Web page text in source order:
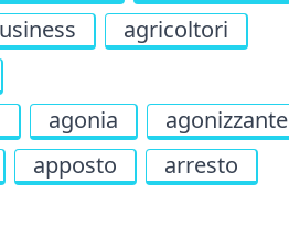
agricoltori
agonia
agonizzante
apposto
arresto